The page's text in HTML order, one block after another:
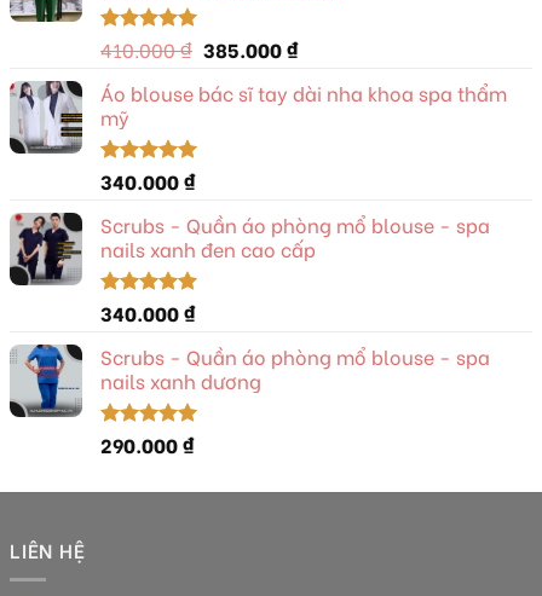
Được xếp
5 sao
410.000₫ Giá
là:
385.000₫Giá
tại
Áo blouse bác sĩ tay dài nha khoa spa thẩm
mỹ
Được xếp
hạng 5.00
5 sao
340.000₫
Scrubs - Quần áo phòng mổ blouse - spa
nails xanh đen cao cấp
Được xếp
hạng 5.00
5 sao
340.000₫
Scrubs - Quần áo phòng mổ blouse - spa
nails xanh dương
Được xếp
hạng5.00
290.000₫
LIÊN HỆ